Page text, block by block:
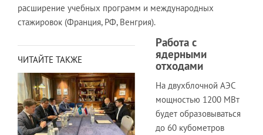
расширение учебных программ и международных
стажировок (Франция, РФ, Венгрия).
ЧИТАЙТЕ ТАКЖЕ
Работа с
ядерными
отходами
На двухблочной АЭС
мощностью 1200 МВт
будет образовываться
до 60 кубометров